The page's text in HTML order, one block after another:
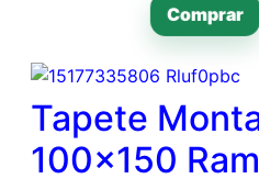
Comprar
Tapete
100×150